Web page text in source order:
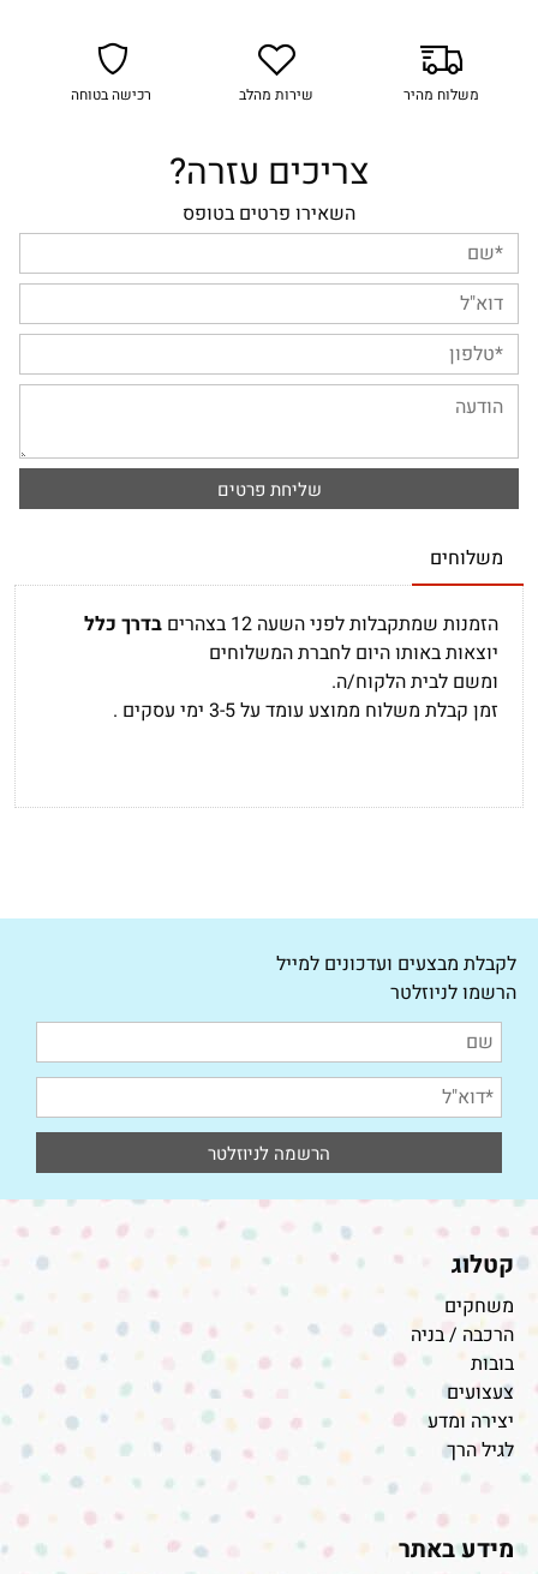
משלוח מהיר שירות מהלב רכישה בטוחה
צריכים עזרה?
השאירו פרטים בטופס
משלוחים
הזמנות שמתקבלות לפני השעה 12 בצהרים
בדרך כלל
יוצאות באותו היום לחברת המשלוחים
ומשם לבית הלקוח/ה.
זמן קבלת משלוח ממוצע עומד על 3-5 ימי עסקים .
לקבלת מבצעים ועדכונים למייל
הרשמו לניוזלטר
קטלוג
משחקים
הרכבה / בניה
בובות
צעצועים
יצירה ומדע
לגיל הרך
מידע באתר